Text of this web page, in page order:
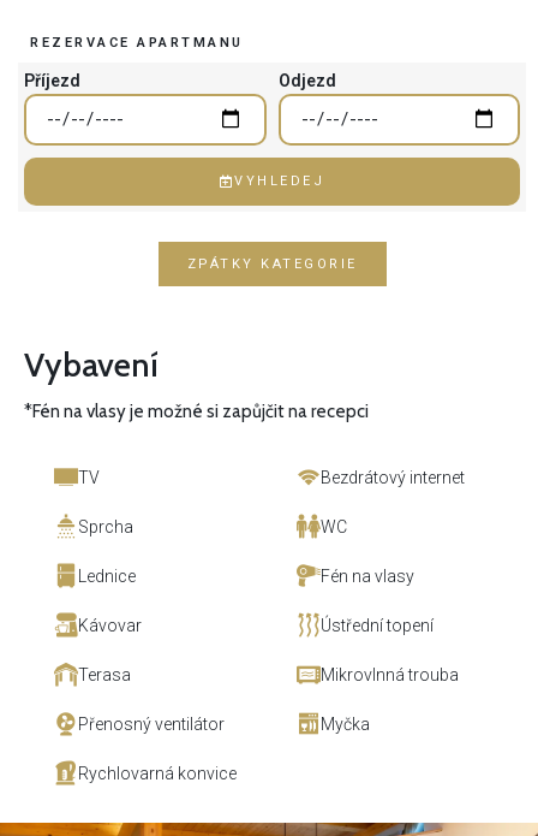
REZERVACE APARTMANU
Příjezd Odjezd
VYHLEDEJ
ZPÁTKY KATEGORIE
Vybavení
*Fén na vlasy je možné si zapůjčit na recepci
TV Bezdrátový internet
Sprcha WC
Lednice Fén na vlasy
Kávovar Ústřední topení
Terasa Mikrovlnná trouba
Přenosný ventilátor Myčka
Rychlovarná konvice